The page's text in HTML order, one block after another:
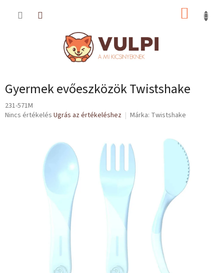
KOSÁR
Gyermek evőeszközök Twistshake
231-571M
A
Nincs értékelés Ugrás az értékeléshez Márka: Twistshake